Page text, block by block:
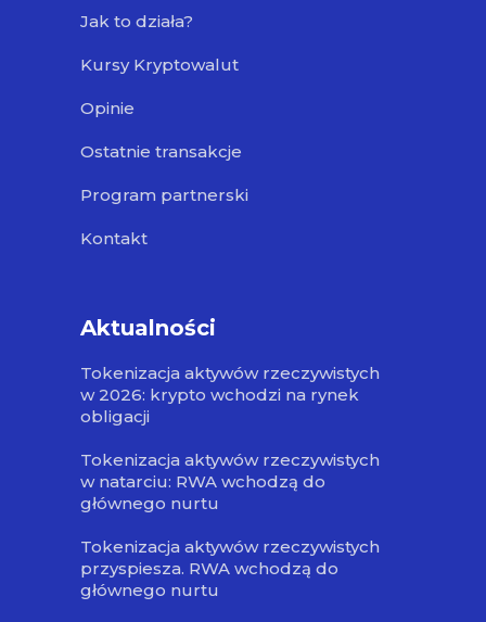
Jak to działa?
Kursy Kryptowalut
Opinie
Ostatnie transakcje
Program partnerski
Kontakt
Aktualności
Tokenizacja aktywów rzeczywistych
w 2026: krypto wchodzi na rynek
obligacji
Tokenizacja aktywów rzeczywistych
w natarciu: RWA wchodzą do
głównego nurtu
Tokenizacja aktywów rzeczywistych
przyspiesza. RWA wchodzą do
głównego nurtu